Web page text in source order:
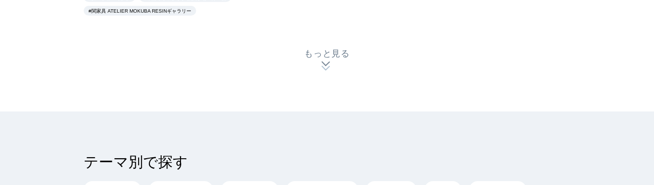
#関家具 ATELIER MOKUBA RESINギャラリー
もっと見る
テーマ別で探す